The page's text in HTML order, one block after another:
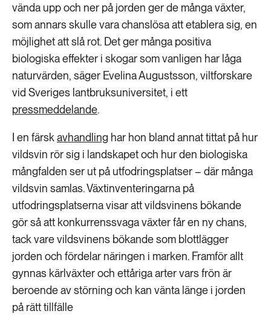
473 ARTIKLAR
Vatten
vända upp och ner på jorden ger de många växter,
som annars skulle vara chanslösa att etablera sig, en
möjlighet att slå rot. Det ger många positiva
biologiska effekter i skogar som vanligen har låga
naturvärden, säger Evelina Augustsson, viltforskare
vid Sveriges lantbruksuniversitet, i ett
pressmeddelande.
I en färskavhandling har hon bland annat tittat på hur
vildsvin rör sig i landskapet och hur den biologiska
mångfalden ser ut på utfodringsplatser – där många
vildsvin samlas. Växtinventeringarna på
utfodringsplatserna visar att vildsvinens bökande
gör så att konkurrenssvaga växter får en ny chans,
tack vare vildsvinens bökande som blottlägger
jorden och fördelar näringen i marken. Framför allt
gynnas kärlväxter och ettåriga arter vars frön är
beroende av störning och kan vänta länge i jorden
på rätt tillfälle